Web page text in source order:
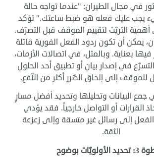
في مجال الطيران: "عندما تواجه حالة
يجب عليك فعله هو ضبط ساعتك." تؤكد
أهمية التريّث لتقييم الموقف قبل التصرّف.
يمكن أن تكون ردود الفعل الفورية قاتلة
فيها بعناية. وبالمثل، في اتصالات الأزمات،
في إصدار بيان أو تطبيق أحد الحلول
إلى إلحاق الضّرر أكثر من النّفع.
البيانات وتحليلها وتحديد أفضل مسارٍ
القرارات أو التواصل خارجياً. فقد يؤدي
إلى رسائل غير متسقة وإلى زعزعة
الثقة.
بوضوح